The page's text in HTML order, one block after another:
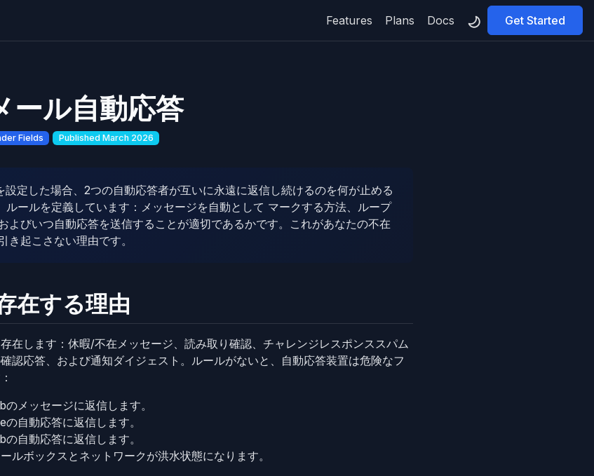
Features Plans Docs Get Started
ル自動応答
Fields Published March 2026
設定した場合、2つの自動応答者が互いに永遠に返信し続けるのを何が止める
ールを定義しています：メッセージを自動として マークする方法、ループ
よびいつ自動応答を送信することが適切であるかです。これがあなたの不在
き起こさない理由です。
在する理由
在します：休暇/不在メッセージ、読み取り確認、チャレンジレスポンススパム
認応答、および通知ダイジェスト。ルールがないと、自動応答装置は危険なフ
メッセージに返信します。
自動応答に返信します。
自動応答に返信します。
ルボックスとネットワークが洪水状態になります。